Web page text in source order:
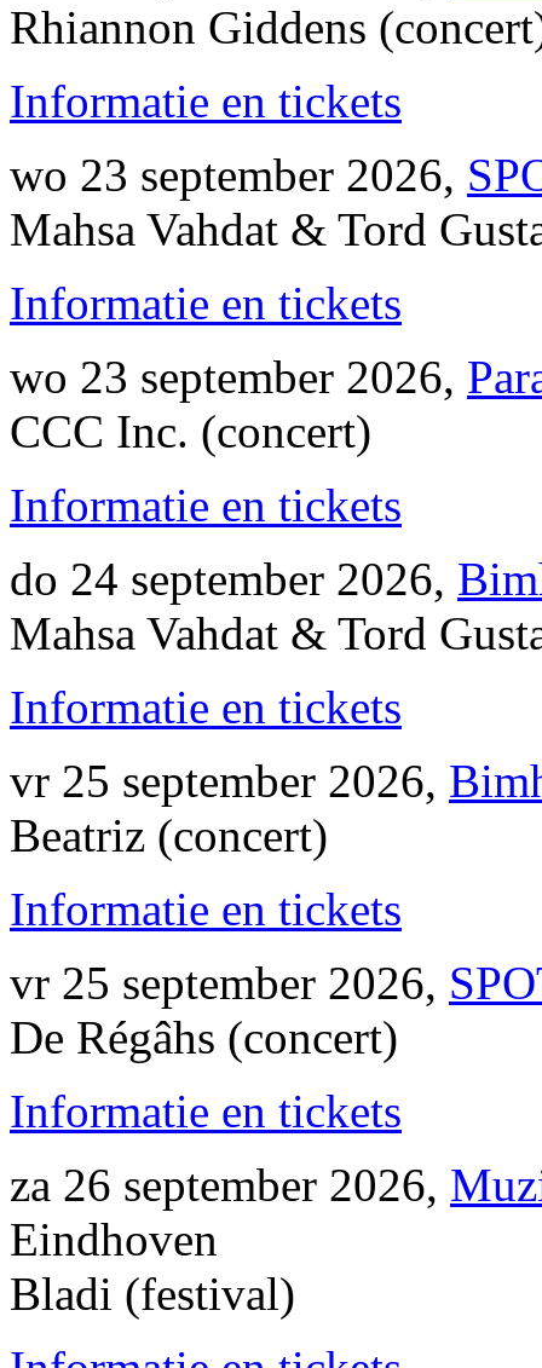
Rhiannon Giddens
Informatie en tickets
wo 23 september 2026,
Mahsa Vahdat & Tord
Informatie en tickets
wo 23 september 2026,
CCC Inc. (concert)
Informatie en tickets
do 24 september 2026,
Mahsa Vahdat & Tord
Informatie en tickets
vr 25 september 2026,
Beatriz (concert)
Informatie en tickets
vr 25 september 2026,
De Régâhs (concert)
Informatie en tickets
za 26 september 2026,
Eindhoven
Bladi (festival)